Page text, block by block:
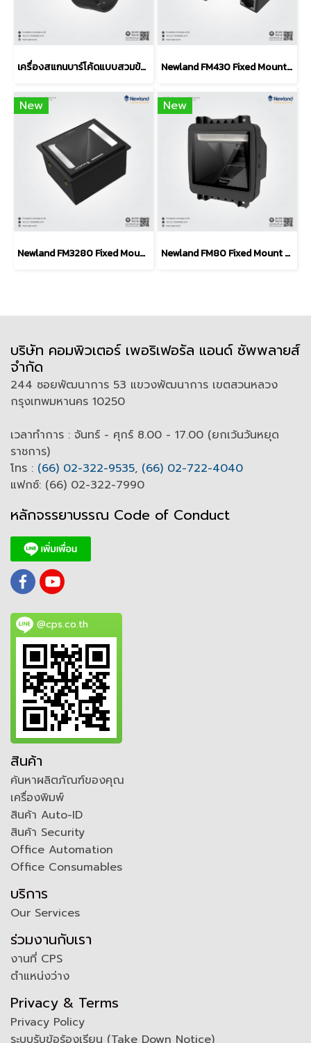
เครื่องสแกนบาร์โค้ดแบบสวมข้อมือ Newland WD1 Wearable Scanner Newland FM430 Fixed Mount Barcode Scanner (1D / 2D)
New
Newland FM3280 Fixed Mount Barcode Scanner (Self-Service)
New
Newland FM80 Fixed Mount Barcode Scanner (POS / Kiosk)
บริษัท คอมพิวเตอร์ เพอริเฟอรัล แอนด์ ซัพพลายส์
จำกัด
244 ซอยพัฒนาการ 53 แขวงพัฒนาการ เขตสวนหลวง
กรุงเทพมหานคร 10250
เวลาทำการ : จันทร์ - ศุกร์ 8.00 - 17.00 (ยกเว้นวันหยุด
ราชการ)
โทร : (66) 02-322-9535, (66) 02-722-4040
แฟกซ์: (66) 02-322-7990
หลักจรรยาบรรณ Code of Conduct
@cps.co.th
สินค้า
ค้นหาผลิตภัณฑ์ของคุณ
เครื่องพิมพ์
สินค้า Auto-ID
สินค้า Security
Office Automation
Office Consumables
บริการ
Our Services
ร่วมงานกับเรา
งานที่ CPS
ตำแหน่งว่าง
Privacy & Terms
Privacy Policy
ระบบรับข้อร้องเรียน (Take Down Notice)